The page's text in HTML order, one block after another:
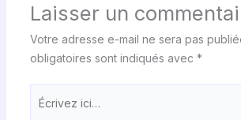
Laisser un
Votre adresse e-mail ne sera pas
obligatoires sont indiqués avec *
ici…